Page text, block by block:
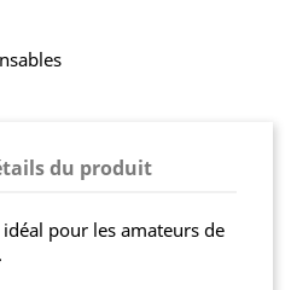
du produit
pour les amateurs de